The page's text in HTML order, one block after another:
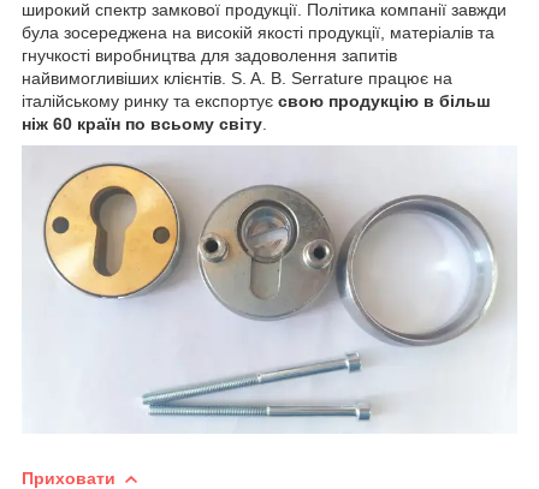
широкий спектр замкової продукції. Політика компанії завжди
була зосереджена на високій якості продукції, матеріалів та
гнучкості виробництва для задоволення запитів
найвимогливіших клієнтів. S. A. B. Serrature працює на
італійському ринку та експортує свою продукцію в більш
ніж 60 країн по всьому світу
Приховати